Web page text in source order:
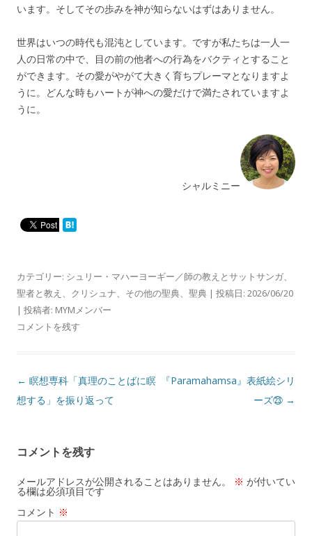
います。そしてその歩みを神が知らないはずはありません。
世界はいつの時代も混沌としています。ですが私たちは一人一
人の日常の中で、目の前の他者への行為をバクティとすること
ができます。その愛がやがて大きく育ちプレーマとなりますよ
うに。どんな時もハートが神への愛だけで満たされていますよ
うに。
シャルミニー
カテゴリー: シュリー・マハーヨーギー／師の教えとサットサンガ、
聖者と教え 、 クリシュナ、 その他の聖典、 聖典 | 投稿日: 2026/06/20
| 投稿者: MYMメンバー
コメントを残す
投
稿
ゲ
ー
シ
ョ
← 瞑想専科「真理のことばに瞑
想する」を振り返って
『Paramahamsa』表紙絵シリ
ーズ㉓ →
コメントを残す
メールアドレスが公開されることはありません。 ※ が付いてい
る欄は必須項目です
コメント ※